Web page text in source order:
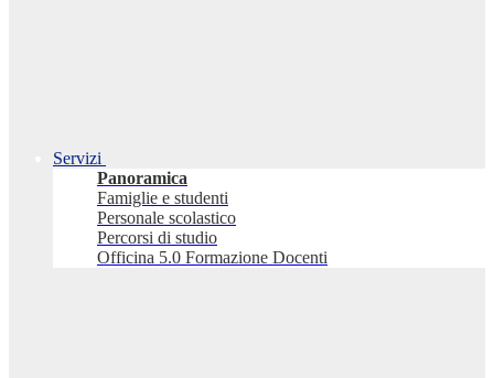
Servizi
Panoramica
Famiglie e studenti
Personale scolastico
Percorsi di studio
Officina 5.0 Formazione Docenti